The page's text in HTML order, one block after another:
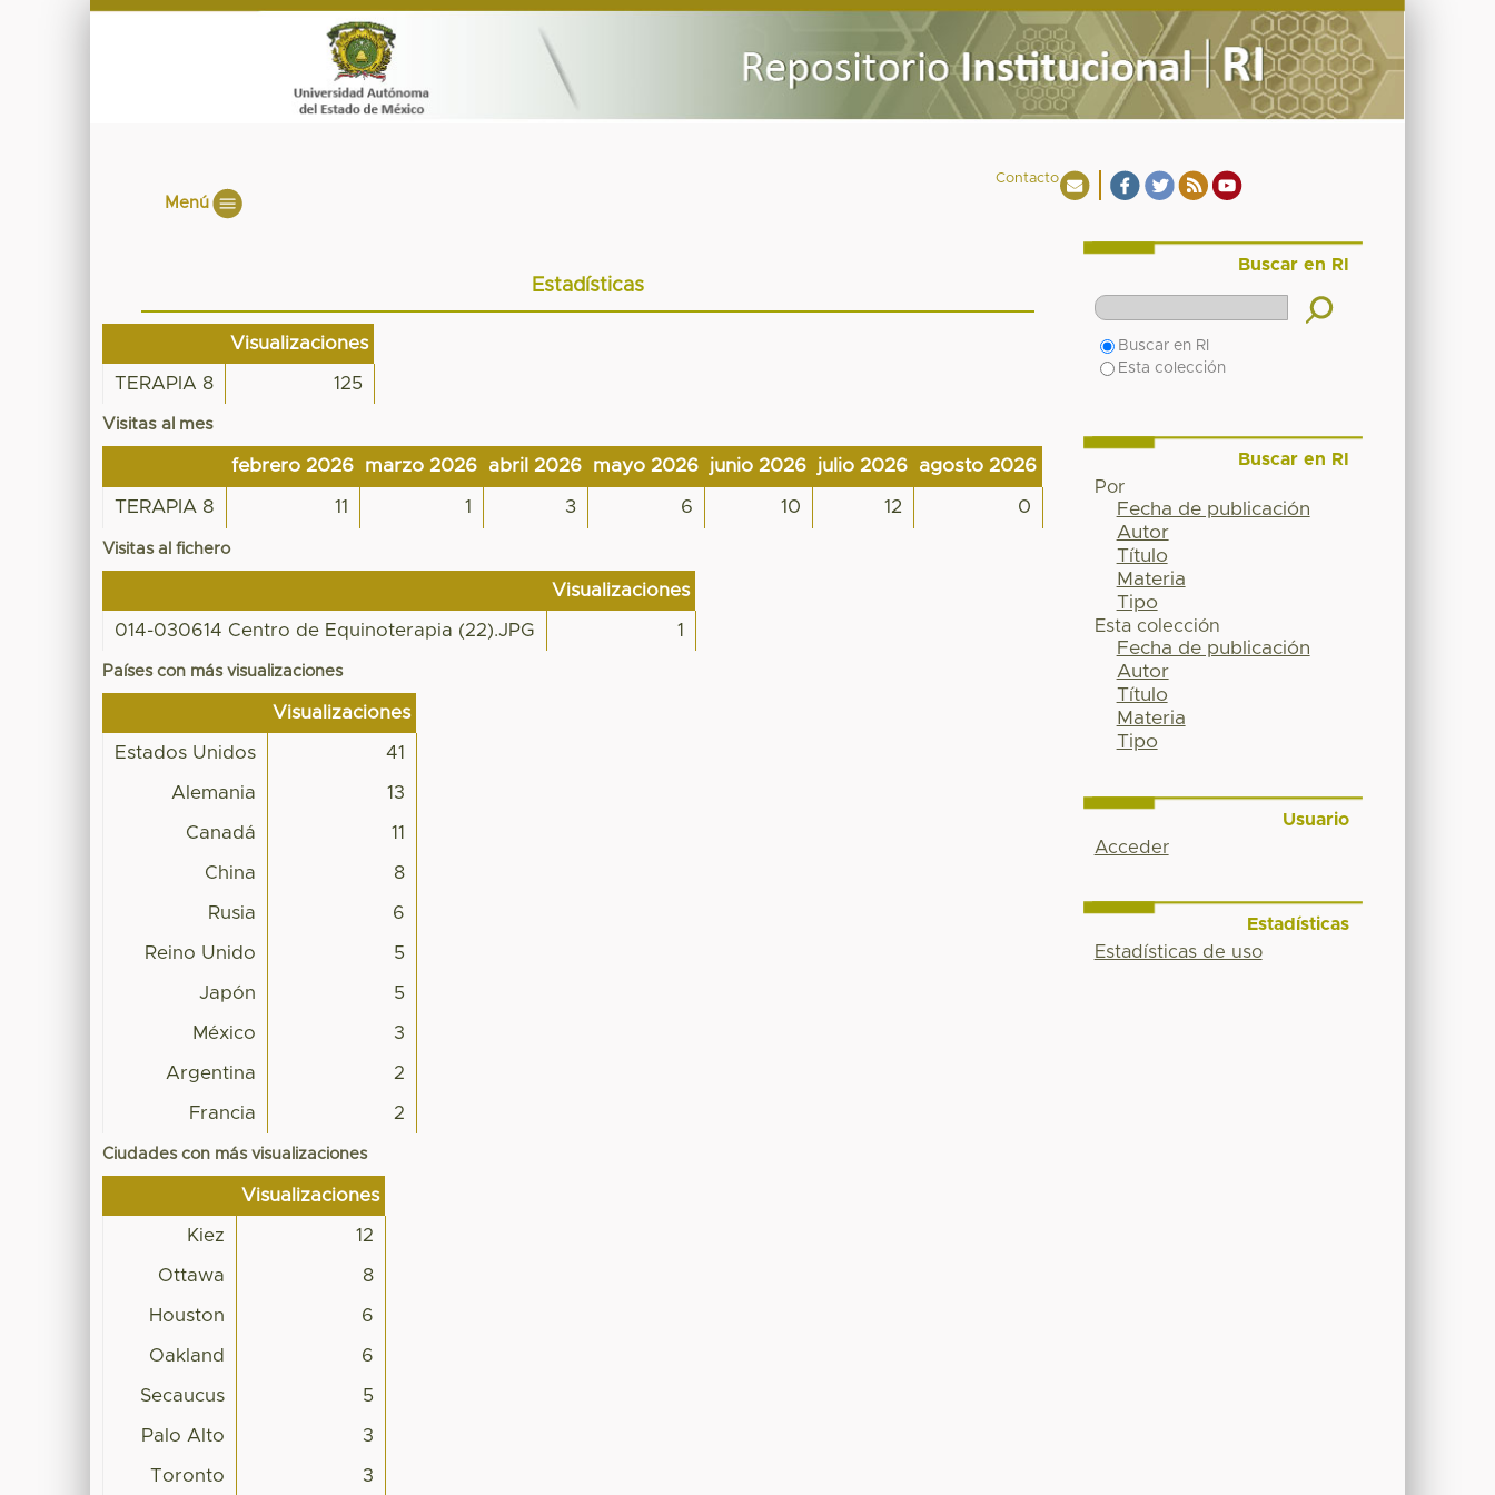
Contacto
Menú
Estadísticas
Visualizaciones
TERAPIA 8 125
Visitas al mes
febrero 2026 marzo 2026 abril 2026 mayo 2026 junio 2026 julio 2026 agosto 2026
TERAPIA 8 11 1 3 6 10 12 0
Visitas al fichero
Visualizaciones
014-030614 Centro de Equinoterapia (22).JPG 1
Países con más visualizaciones
Visualizaciones
Estados Unidos 41
Alemania 13
Canadá 11
China 8
Rusia 6
Reino Unido 5
Japón 5
México 3
Argentina 2
Francia 2
Ciudades con más visualizaciones
Visualizaciones
Kiez 12
Ottawa 8
Houston 6
Oakland 6
Secaucus 5
Palo Alto 3
Toronto 3
Buscar en RI
Buscar en RI
Esta colección
Buscar en RI
Por
Fecha de publicación
Autor
Título
Materia
Tipo
Esta colección
Fecha de publicación
Autor
Título
Materia
Tipo
Usuario
Acceder
Estadísticas
Estadísticas de uso